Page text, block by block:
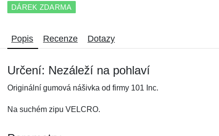
DÁREK ZDARMA
Popis Recenze Dotazy
Určení: Nezáleží na pohlaví
Originální gumová nášivka od firmy 101 Inc.
Na suchém zipu VELCRO.